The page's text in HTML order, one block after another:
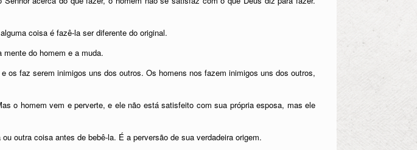
coisa é fazê-la ser diferente do original.
do homem e a muda.
faz serem inimigos uns dos outros. Os homens nos fazem inimigos uns dos outros,
o homem vem e perverte, e ele não está satisfeito com sua própria esposa, mas ele
outra coisa antes de bebê-la. É a perversão de sua verdadeira origem.